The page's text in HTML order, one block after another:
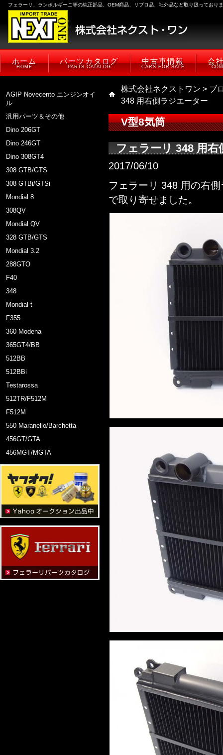
フェラーリ、ランボルギーニ等の純正部品、OEM商品、リプロ品、社外品など取り扱っており
ホーム
HOME
パーツカタログ
PARTS CATALOG
中古車情報
CARS FOR SALE
会
AGIP Novecento エンジンオイ
ル
汎用パーツ＆その他
Dino 206GT
Dino 246GT
Dino 308GT4
308 GTB/GTS
308 GTBi/GTSi
Mondial 8
308QV
Mondial QV
328 GTB/GTS
Mondial 3.2
288GTO
F40
348
Mondial t
F355
360 Modena
365GT4/BB
512BB
512BBi
Testarossa
512TR/F512M
F512M
550 Maranello/Barchetta
456GT/GTA
456MGT/MGTA
株式会社ネクストワン > ブ
348 用右側ラジエーター
V型8気筒
フェラーリ 348 用
2017/06/10
フェラーリ 348 用の右
で取り寄せました。